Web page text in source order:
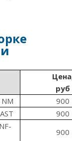
руб
900
900
900